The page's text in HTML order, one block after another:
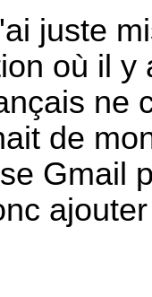
juste
où il
ne
de
Gmail